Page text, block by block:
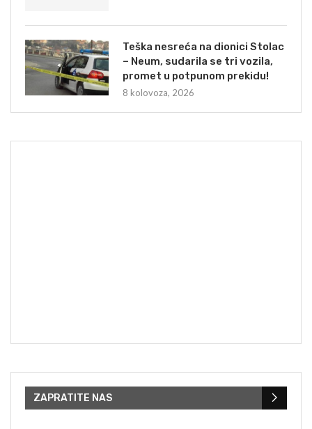
Teška nesreća na dionici Stolac
– Neum, sudarila se tri vozila,
promet u potpunom prekidu!
8 kolovoza, 2026
ZAPRATITE NAS